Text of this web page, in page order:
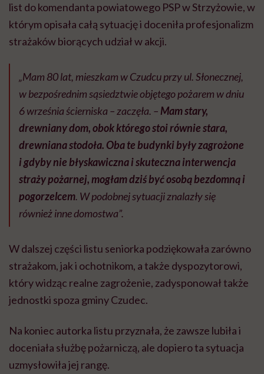
list do komendanta powiatowego PSP w Strzyżowie, w
którym opisała całą sytuację i doceniła profesjonalizm
strażaków biorących udział w akcji.
„Mam 80 lat, mieszkam w Czudcu przy ul. Słonecznej,
w bezpośrednim sąsiedztwie objętego pożarem w dniu
6 września ścierniska – zaczęła. – Mam stary,
drewniany dom, obok którego stoi równie stara,
drewniana stodoła. Oba te budynki były zagrożone
i gdyby nie błyskawiczna i skuteczna interwencja
straży pożarnej, mogłam dziś być osobą bezdomną i
pogorzelcem. W podobnej sytuacji znalazły się
również inne domostwa”.
W dalszej części listu seniorka podziękowała zarówno
strażakom, jak i ochotnikom, a także dyspozytorowi,
który widząc realne zagrożenie, zadysponował także
jednostki spoza gminy Czudec.
Na koniec autorka listu przyznała, że zawsze lubiła i
doceniała służbę pożarniczą, ale dopiero ta sytuacja
uzmysłowiła jej rangę.